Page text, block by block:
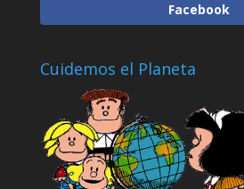
Facebook
Cuidemos el Planeta